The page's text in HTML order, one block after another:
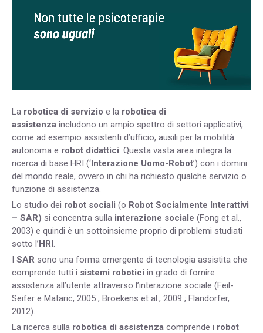
La robotica di servizio e la robotica di
assistenza includono un ampio spettro di settori applicativi,
come ad esempio assistenti d’ufficio, ausili per la mobilità
autonoma e robot didattici . Questa vasta area integra la
ricerca di base HRI (‘Interazione Uomo-Robot’) con i domini
del mondo reale, ovvero in chi ha richiesto qualche servizio o
funzione di assistenza.
Lo studio dei robot sociali (o Robot Socialmente Interattivi
– SAR) si concentra sulla interazione sociale (Fong et al.,
2003) e quindi è un sottoinsieme proprio di problemi studiati
sotto l’HRI
I SAR sono una forma emergente di tecnologia assistita che
comprende tutti i sistemi robotici in grado di fornire
assistenza all’utente attraverso l’interazione sociale (Feil-
Seifer e Mataric, 2005 ; Broekens et al., 2009 ; Flandorfer,
2012).
La ricerca sulla robotica di assistenza comprende i robot